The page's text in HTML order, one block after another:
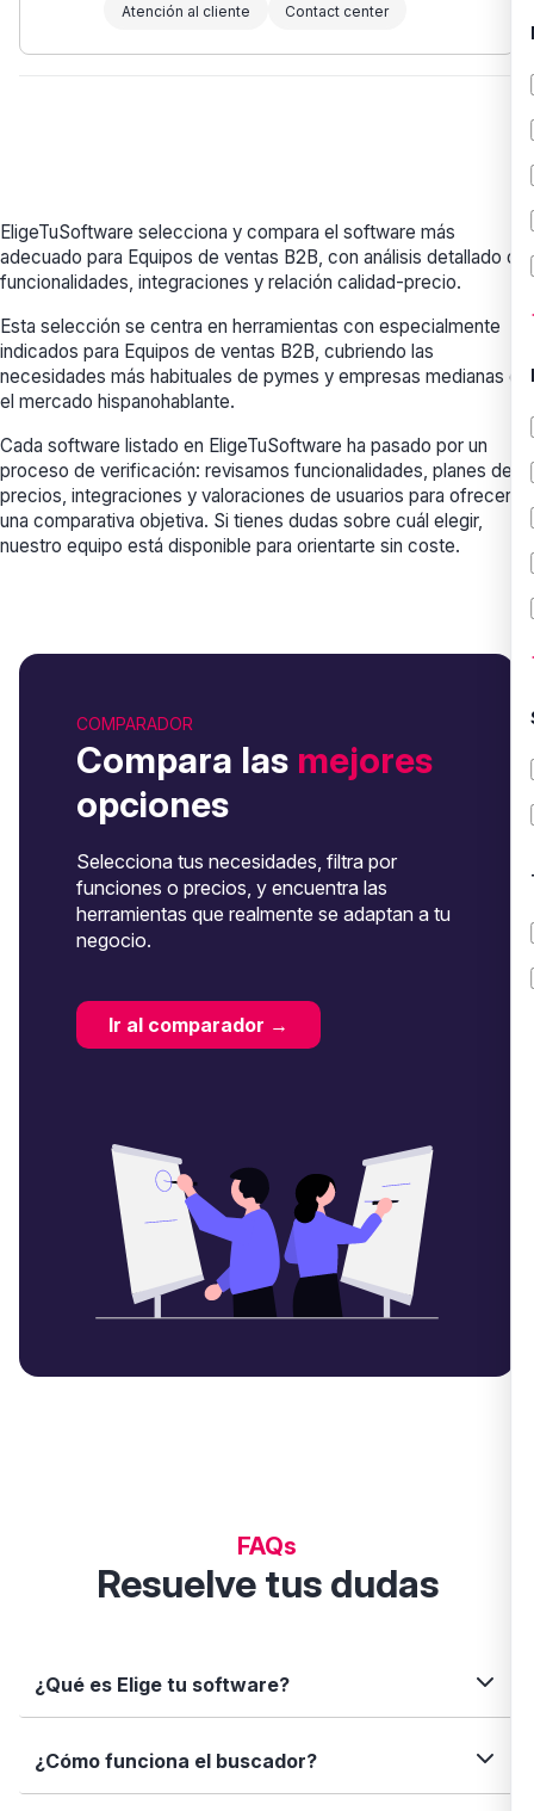
Atención al cliente Contact center
EligeTuSoftware selecciona y compara el software más
adecuado para Equipos de ventas B2B, con análisis detallado de
funcionalidades, integraciones y relación calidad-precio.
Esta selección se centra en herramientas con especialmente
indicados para Equipos de ventas B2B, cubriendo las
necesidades más habituales de pymes y empresas medianas en
el mercado hispanohablante.
Cada software listado en EligeTuSoftware ha pasado por un
proceso de verificación: revisamos funcionalidades, planes de
precios, integraciones y valoraciones de usuarios para ofrecerte
una comparativa objetiva. Si tienes dudas sobre cuál elegir,
nuestro equipo está disponible para orientarte sin coste.
COMPARADOR
Compara las mejores
opciones
Selecciona tus necesidades, filtra por
funciones o precios, y encuentra las
herramientas que realmente se adaptan a tu
negocio.
Ir al comparador →
FAQs
Resuelve tus dudas
¿Qué es Elige tu software?
Elige tu software es una plataforma independiente
que te permite descubrir, comparar y analizar
soluciones digitales para tu negocio. Te ayudamos
¿Cómo funciona el buscador?